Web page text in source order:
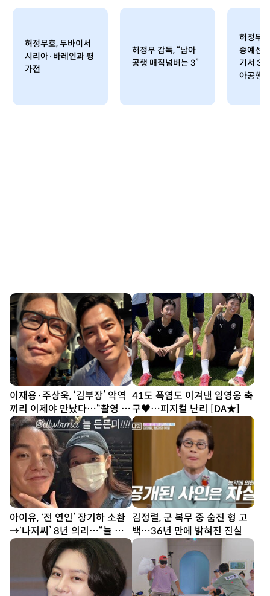
허정무호, 두바이서
시리아·바레인과 평
가전
허정무 감독, “남아
공행 매직넘버는 3”
허정무
종예선
기서 3
아공행
이재용·주상욱, ‘김부장’ 악역
끼리 이제야 만났다…“촬영 땐
한 번도 못 봐” [SD셀픽]
41도 폭염도 이겨낸 임영웅 축
구♥…피지컬 난리 [DA★]
아이유, ‘전 연인’ 장기하 소환
→‘나저씨’ 8년 의리…“늘 든
든” [SD톡톡]
김정렬, 군 복무 중 숨진 형 고
백…36년 만에 밝혀진 진실